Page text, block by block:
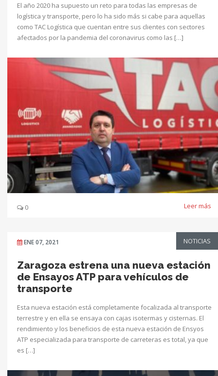
El año 2020 ha supuesto un reto para todas las empresas de
logística y transporte, pero lo ha sido más si cabe para aquellas
como TAC Logística que cuentan entre sus clientes con sectores
afectados por la pandemia del coronavirus como las […]
0 Leer más
ENE 07, 2021 NOTICIAS
Zaragoza estrena una nueva estación
de Ensayos ATP para vehículos de
transporte
Esta nueva estación está completamente focalizada al transporte
terrestre y en ella se ensaya con cajas isotermas y cisternas. El
rendimiento y los beneficios de esta nueva estación de Ensyos
ATP especializada para transporte de carreteras es total, ya que
es […]